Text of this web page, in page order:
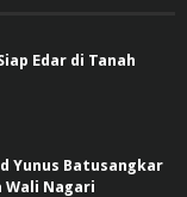
Edar di Tanah
Yunus Batusangkar
Nagari